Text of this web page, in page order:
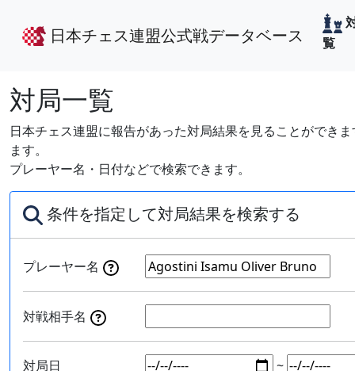
日本チェス連盟公式戦データベース
覧
対局一覧
日本チェス連盟に報告があった対局結果を見ることができ
ます。
プレーヤー名・日付などで検索できます。
条件を指定して対局結果を検索する
プレーヤー名
対戦相手名
対局日 ~